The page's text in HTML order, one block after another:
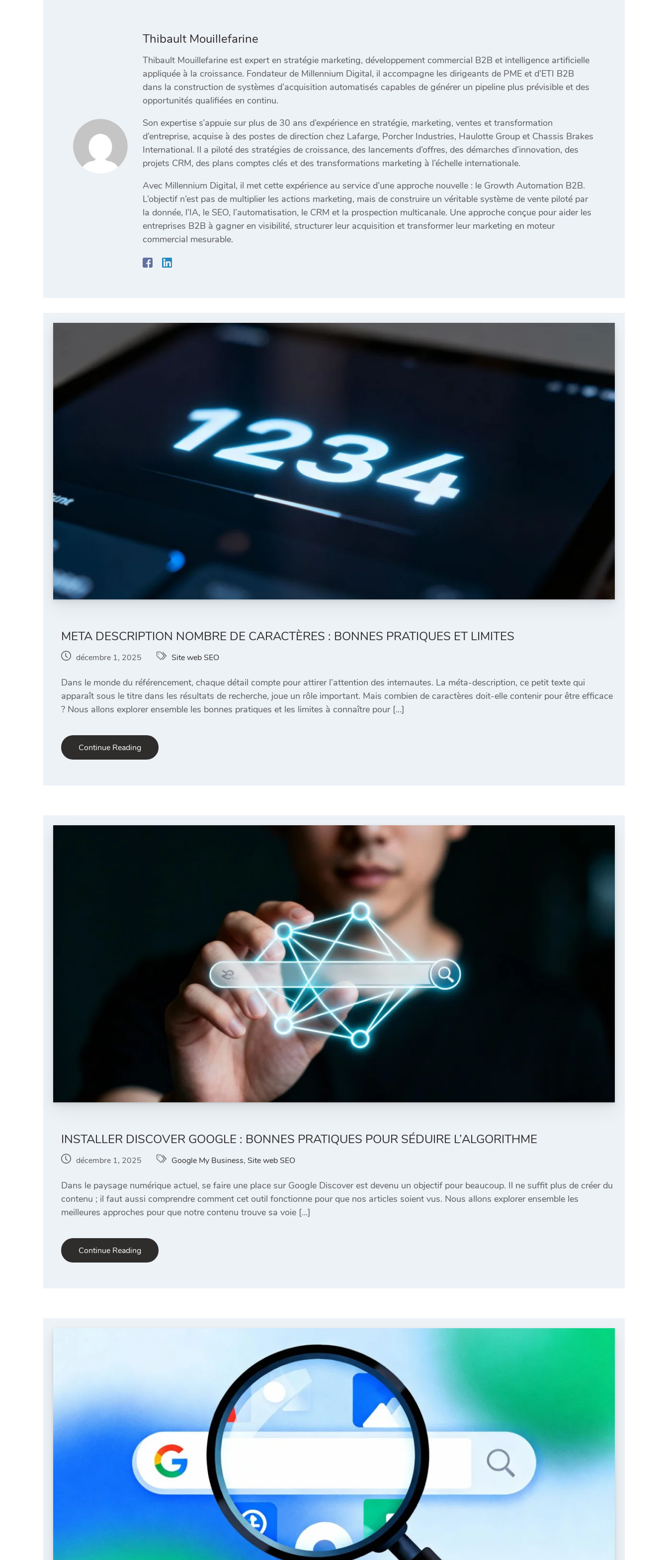
Thibault Mouillefarine
Thibault Mouillefarine est expert en stratégie marketing, développement commercial B2B et intelligence artificielle
appliquée à la croissance. Fondateur de Millennium Digital, il accompagne les dirigeants de PME et d’ETI B2B
dans la construction de systèmes d’acquisition automatisés capables de générer un pipeline plus prévisible et des
opportunités qualifiées en continu.
Son expertise s’appuie sur plus de 30 ans d’expérience en stratégie, marketing, ventes et transformation
d’entreprise, acquise à des postes de direction chez Lafarge, Porcher Industries, Haulotte Group et Chassis Brakes
International. Il a piloté des stratégies de croissance, des lancements d’offres, des démarches d’innovation, des
projets CRM, des plans comptes clés et des transformations marketing à l’échelle internationale.
Avec Millennium Digital, il met cette expérience au service d’une approche nouvelle : le Growth Automation B2B.
L’objectif n’est pas de multiplier les actions marketing, mais de construire un véritable système de vente piloté par
la donnée, l’IA, le SEO, l’automatisation, le CRM et la prospection multicanale. Une approche conçue pour aider les
entreprises B2B à gagner en visibilité, structurer leur acquisition et transformer leur marketing en moteur
commercial mesurable.
META DESCRIPTION NOMBRE DE CARACTÈRES : BONNES PRATIQUES ET LIMITES
décembre 1, 2025 Site web SEO
Dans le monde du référencement, chaque détail compte pour attirer l’attention des internautes. La méta-description, ce petit texte qui
apparaît sous le titre dans les résultats de recherche, joue un rôle important. Mais combien de caractères doit-elle contenir pour être efficace
? Nous allons explorer ensemble les bonnes pratiques et les limites à connaître pour […]
Continue Reading
INSTALLER DISCOVER GOOGLE : BONNES PRATIQUES POUR SÉDUIRE L’ALGORITHME
décembre 1, 2025 Google My Business, Site web SEO
Dans le paysage numérique actuel, se faire une place sur Google Discover est devenu un objectif pour beaucoup. Il ne suffit plus de créer du
contenu ; il faut aussi comprendre comment cet outil fonctionne pour que nos articles soient vus. Nous allons explorer ensemble les
meilleures approches pour que notre contenu trouve sa voie […]
Continue Reading